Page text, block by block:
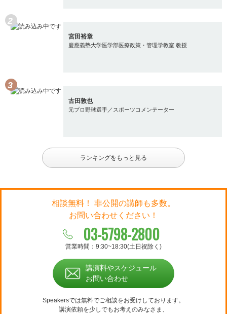
宮田裕章
慶應義塾大学医学部医療政策・管理学教室 教授
古田敦也
元プロ野球選手／スポーツコメンテーター
ランキングをもっと見る
相談無料！ 非公開の講師も多数。
お問い合わせください！
03-5798-2800
営業時間：9:30~18:30(土日祝除く)
講演料やスケジュール
お問い合わせ
Speakersでは無料でご相談をお受けしております。
講演依頼を少しでもお考えのみなさま、